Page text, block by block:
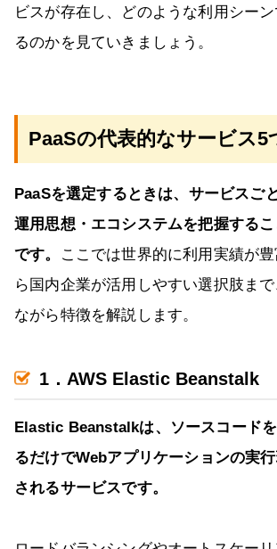
ビスが存在し、どのような利用シー
るのかを見ていきましょう。
PaaSの代表的なサービス5
PaaSを選定するときは、サービスご
運用思想・エコシステムを把握する
です。
ここでは世界的に利用実績が
ら国内企業が活用しやすい選択肢ま
ながら特徴を解説します。
1．AWS Elastic Beanstalk
Elastic Beanstalkは、ソースコード
るだけでWebアプリケーションの実
されるサービスです。